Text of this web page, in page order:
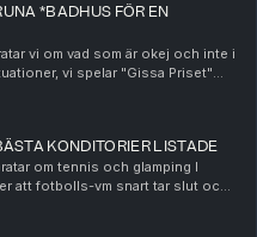
*BADHUS FÖR EN
vi om vad som är okej och inte i
vi spelar "Gissa Priset"
i Kiruna. Hosted on Acast.
KONDITORIER LISTADE
om tennis och glamping I
att fotbolls-vm snart tar slut och
konditorier. Hosted on